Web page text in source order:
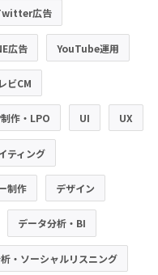
広告
広告 YouTube運用
ビCM
作・LPO UI UX
ティング
制作 デザイン
データ分析・BI
・ソーシャルリスニング